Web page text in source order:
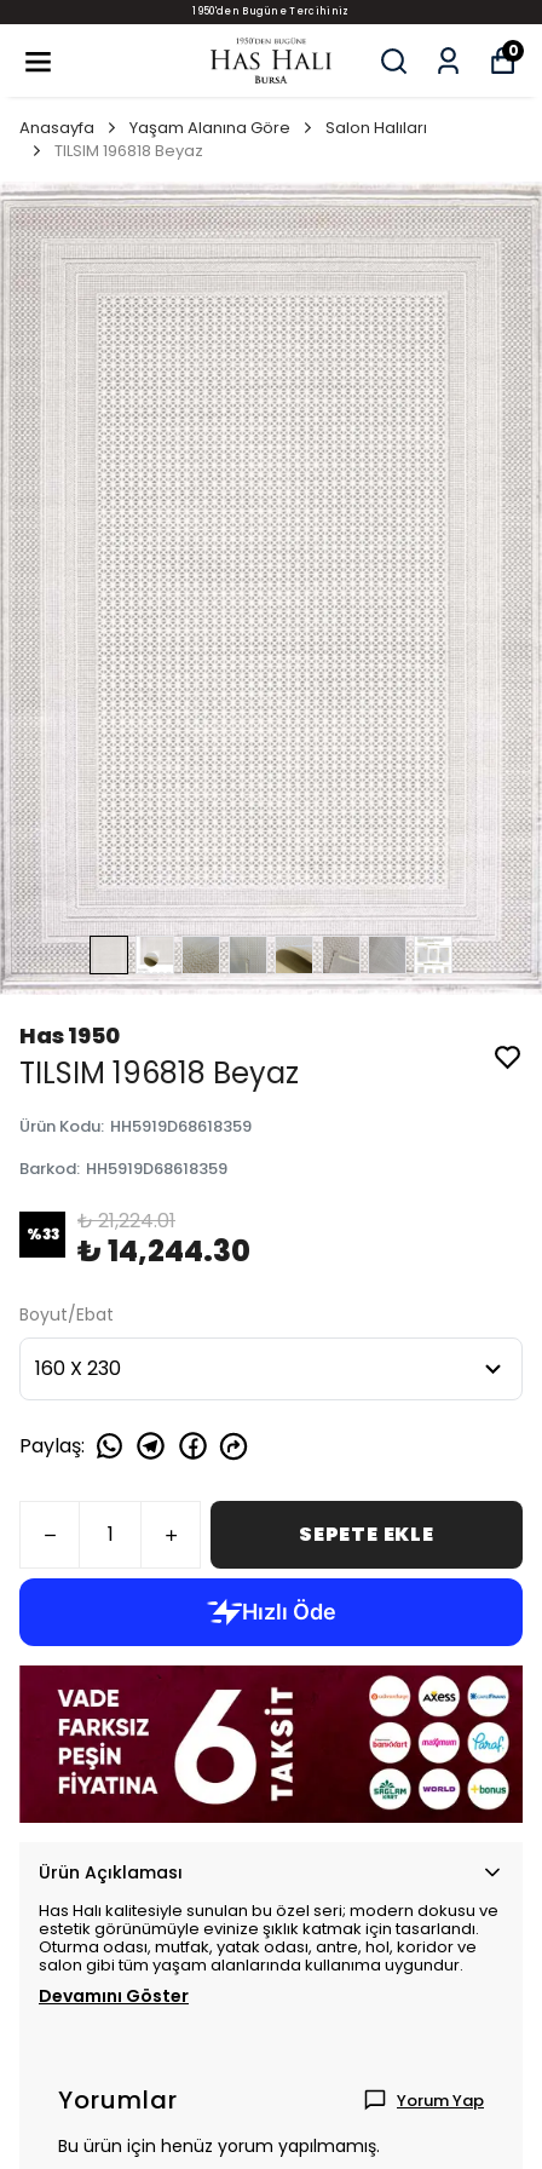
1950'den Bugüne Tercihiniz
0
Anasayfa Yaşam Alanına Göre
Salon Halıları
TILSIM 196818 Beyaz
Has 1950
TILSIM 196818 Beyaz
Ürün Kodu: HH5919D68618359
Barkod: HH5919D68618359
%33 ₺ 21,224.01
₺ 14,244.30
Boyut/Ebat
Paylaş:
SEPETE EKLE
Ürün Açıklaması
Has Halı kalitesiyle sunulan bu özel seri; modern dokusu ve
estetik görünümüyle evinize şıklık katmak için tasarlandı.
Oturma odası, mutfak, yatak odası, antre, hol, koridor ve
salon gibi tüm yaşam alanlarında kullanıma uygundur.
Devamını Göster
Yorumlar Yorum Yap
Bu ürün için henüz yorum yapılmamış.